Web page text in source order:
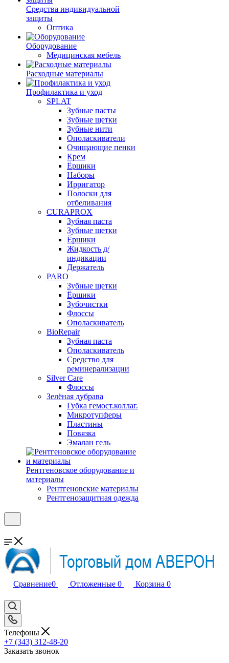
Средства индивидуальной
защиты
Оптика
Оборудование
Медицинская мебель
Расходные материалы
Профилактика и уход
SPLAT
Зубные пасты
Зубные щетки
Зубные нити
Ополаскиватели
Очищающие пенки
Крем
Ёршики
Наборы
Ирригатор
Полоски для
отбеливания
CURAPROX
Зубная паста
Зубные щетки
Ёршики
Жидкость д/
индикации
Держатель
PARO
Зубные щетки
Ёршики
Зубочистки
Флоссы
Ополаскиватель
BioRepair
Зубная паста
Ополаскиватель
Средство для
реминерализации
Silver Care
Флоссы
Зелёная дубрава
Губка гемост.коллаг.
Микротупферы
Пластины
Повязка
Эмалан гель
Рентгеновское оборудование и
материалы
Рентгеновские материалы
Рентгенозащитная одежда
Сравнение0 Отложенные 0 Корзина 0
Телефоны
+7 (343) 312-48-20
Заказать звонок